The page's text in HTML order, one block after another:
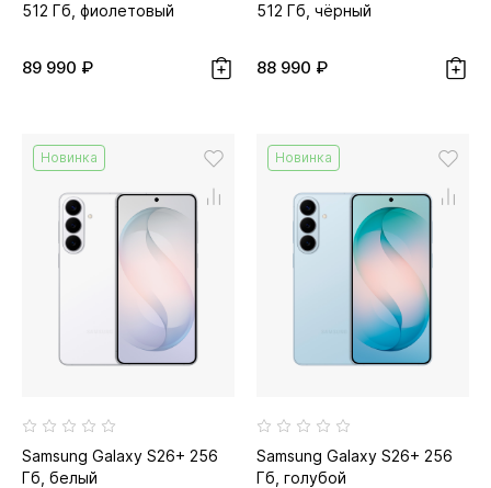
512 Гб, фиолетовый
89 990 ₽
512 Гб, чёрный
88 990 ₽
Новинка
Samsung Galaxy S26+ 256
Гб, белый
Новинка
Samsung Galaxy S26+ 256
Гб, голубой